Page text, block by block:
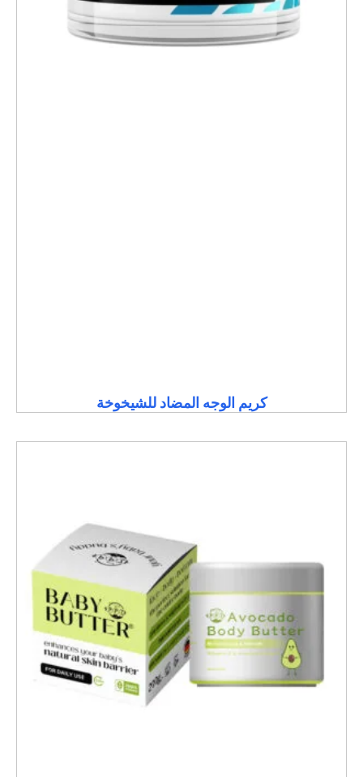
كريم الوجه المضاد للشيخوخة